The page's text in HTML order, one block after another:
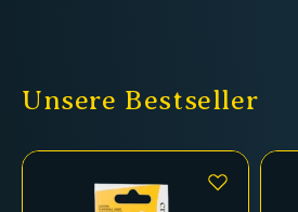
Unsere Bestseller